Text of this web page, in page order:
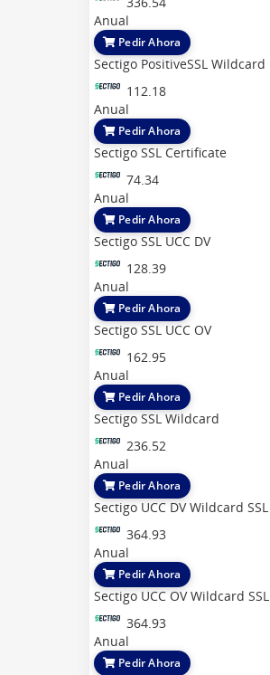
Anual
Pedir Ahora
Sectigo PositiveSSL Wildcard
112.18
Anual
Pedir Ahora
Sectigo SSL Certificate
74.34
Anual
Pedir Ahora
Sectigo SSL UCC DV
128.39
Anual
Pedir Ahora
Sectigo SSL UCC OV
162.95
Anual
Pedir Ahora
Sectigo SSL Wildcard
236.52
Anual
Pedir Ahora
Sectigo UCC DV Wildcard SSL
364.93
Anual
Pedir Ahora
Sectigo UCC OV Wildcard SSL
364.93
Anual
Pedir Ahora